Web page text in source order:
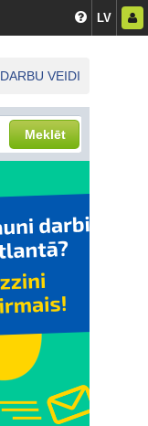
LV
DARBU VEIDI
Meklēt